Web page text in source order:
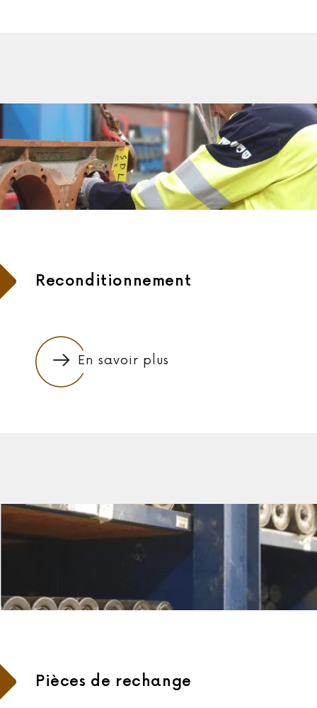
Reconditionnement
En savoir plus
Pièces de rechange